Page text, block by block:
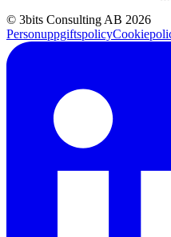
© 3bits Consulting AB 2026
Personuppgiftspolicy